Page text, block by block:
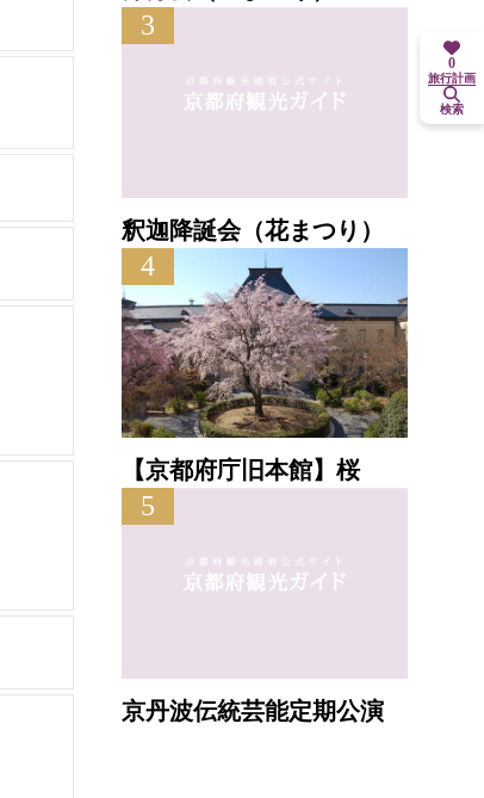
3
釈迦降誕会（花まつり）
4
【京都府庁旧本館】桜
5
京丹波伝統芸能定期公演
0
旅行計画
検索